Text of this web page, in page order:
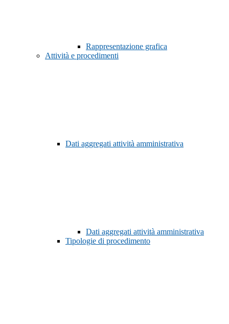
Rappresentazione grafica
Attività e procedimenti
Dati aggregati attività amministrativa
Dati aggregati attività amministrativa
Tipologie di procedimento